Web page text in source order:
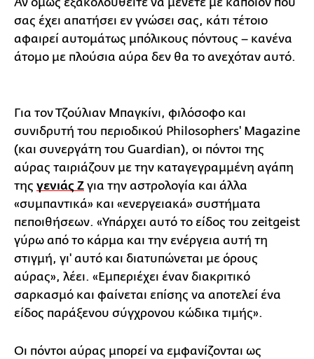
σας έχει απατήσει εν γνώσει σας, κάτι τέτοιο
αφαιρεί αυτομάτως μπόλικους πόντους – κανένα
άτομο με πλούσια αύρα δεν θα το ανεχόταν αυτό.
Για τον Τζούλιαν Μπαγκίνι, φιλόσοφο και
συνιδρυτή του περιοδικού Philosophers' Magazine
(και συνεργάτη του Guardian), οι πόντοι της
αύρας ταιριάζουν με την καταγεγραμμένη αγάπη
της γενιάς Z για την αστρολογία και άλλα
«συμπαντικά» και «ενεργειακά» συστήματα
πεποιθήσεων. «Υπάρχει αυτό το είδος του zeitgeist
γύρω από το κάρμα και την ενέργεια αυτή τη
στιγμή, γι' αυτό και διατυπώνεται με όρους
αύρας», λέει. «Εμπεριέχει έναν διακριτικό
σαρκασμό και φαίνεται επίσης να αποτελεί ένα
είδος παράξενου σύγχρονου κώδικα τιμής».
Οι πόντοι αύρας μπορεί να εμφανίζονται ως